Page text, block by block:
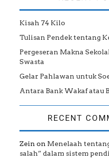
Kisah 74 Kilo
Tulisan Pendek tentang
Pergeseran Makna
Swasta
Gelar Pahlawan untuk
Antara Bank Wakaf atau
RECENT
Zein on Menelaah
salah” dalam sistem